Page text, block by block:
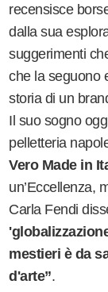
recensisce
dalla sua
suggerimenti
che la seguono
storia di un
Il suo sogno
pelletteria
Vero Made in
un’Eccellenza,
Carla Fendi
mestieri è da
d'arte”.